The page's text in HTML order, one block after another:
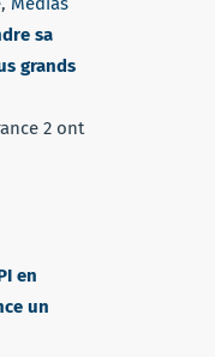
sa
grands
2 ont
en
un